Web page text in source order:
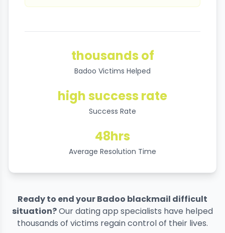
thousands of
Badoo Victims Helped
high success rate
Success Rate
48hrs
Average Resolution Time
Ready to end your Badoo blackmail difficult
situation?Our dating app specialists have helped
thousands of victims regain control of their lives.